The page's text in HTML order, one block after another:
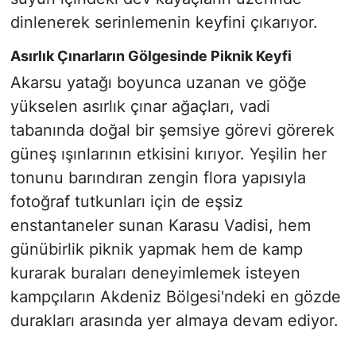
dinlenerek serinlemenin keyfini çıkarıyor.
Asırlık Çınarların Gölgesinde Piknik Keyfi
Akarsu yatağı boyunca uzanan ve göğe
yükselen asırlık çınar ağaçları, vadi
tabanında doğal bir şemsiye görevi görerek
güneş ışınlarının etkisini kırıyor. Yeşilin her
tonunu barındıran zengin flora yapısıyla
fotoğraf tutkunları için de eşsiz
enstantaneler sunan Karasu Vadisi, hem
günübirlik piknik yapmak hem de kamp
kurarak buraları deneyimlemek isteyen
kampçıların Akdeniz Bölgesi'ndeki en gözde
durakları arasında yer almaya devam ediyor.